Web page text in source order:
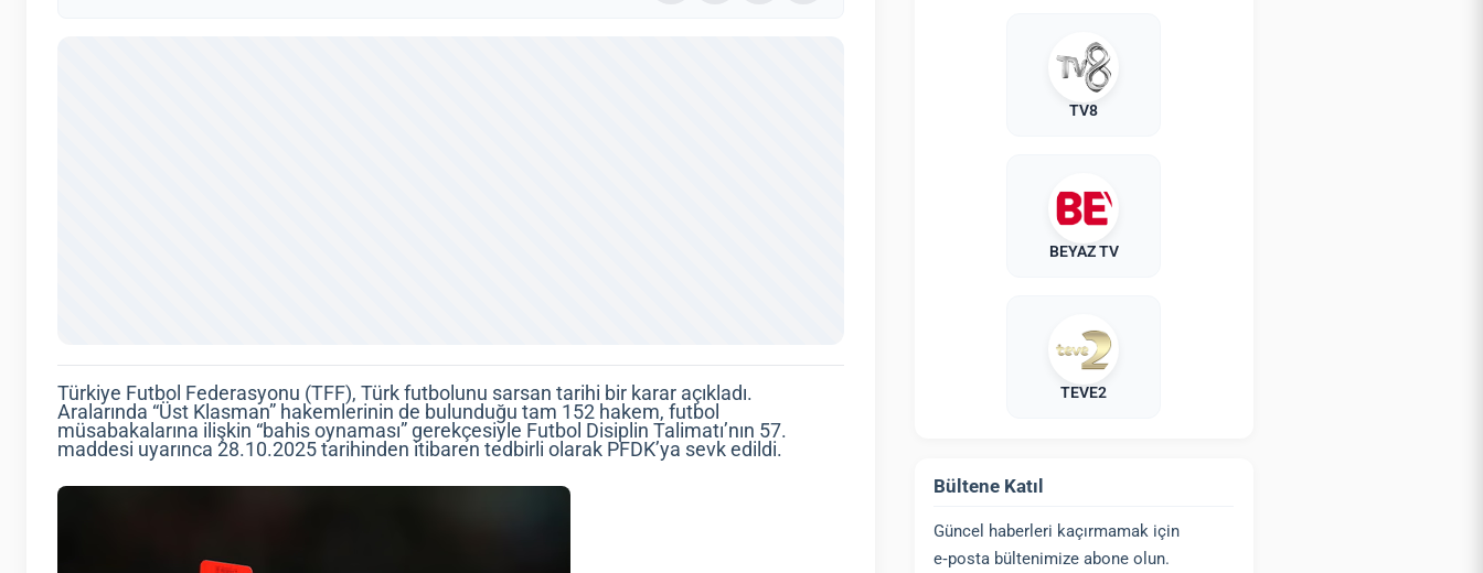
Türkiye Futbol Federasyonu (TFF), Türk futbolunu sarsan tarihi bir karar açıkladı.
Aralarında “Üst Klasman” hakemlerinin de bulunduğu tam 152 hakem, futbol
müsabakalarına ilişkin “bahis oynaması” gerekçesiyle Futbol Disiplin Talimatı’nın 57.
maddesi uyarınca 28.10.2025 tarihinden itibaren tedbirli olarak PFDK’ya sevk edildi.
TV8
BEYAZ TV
TEVE2
Bültene Katıl
Güncel haberleri kaçırmamak için
e‑posta bültenimize abone olun.